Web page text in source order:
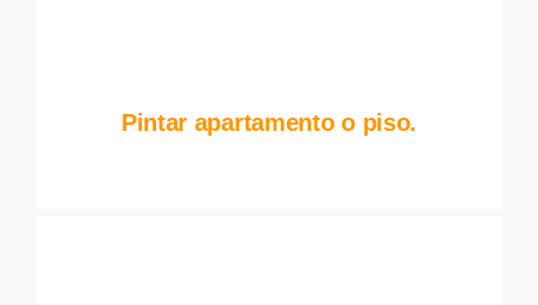
Pintar apartamento o piso.